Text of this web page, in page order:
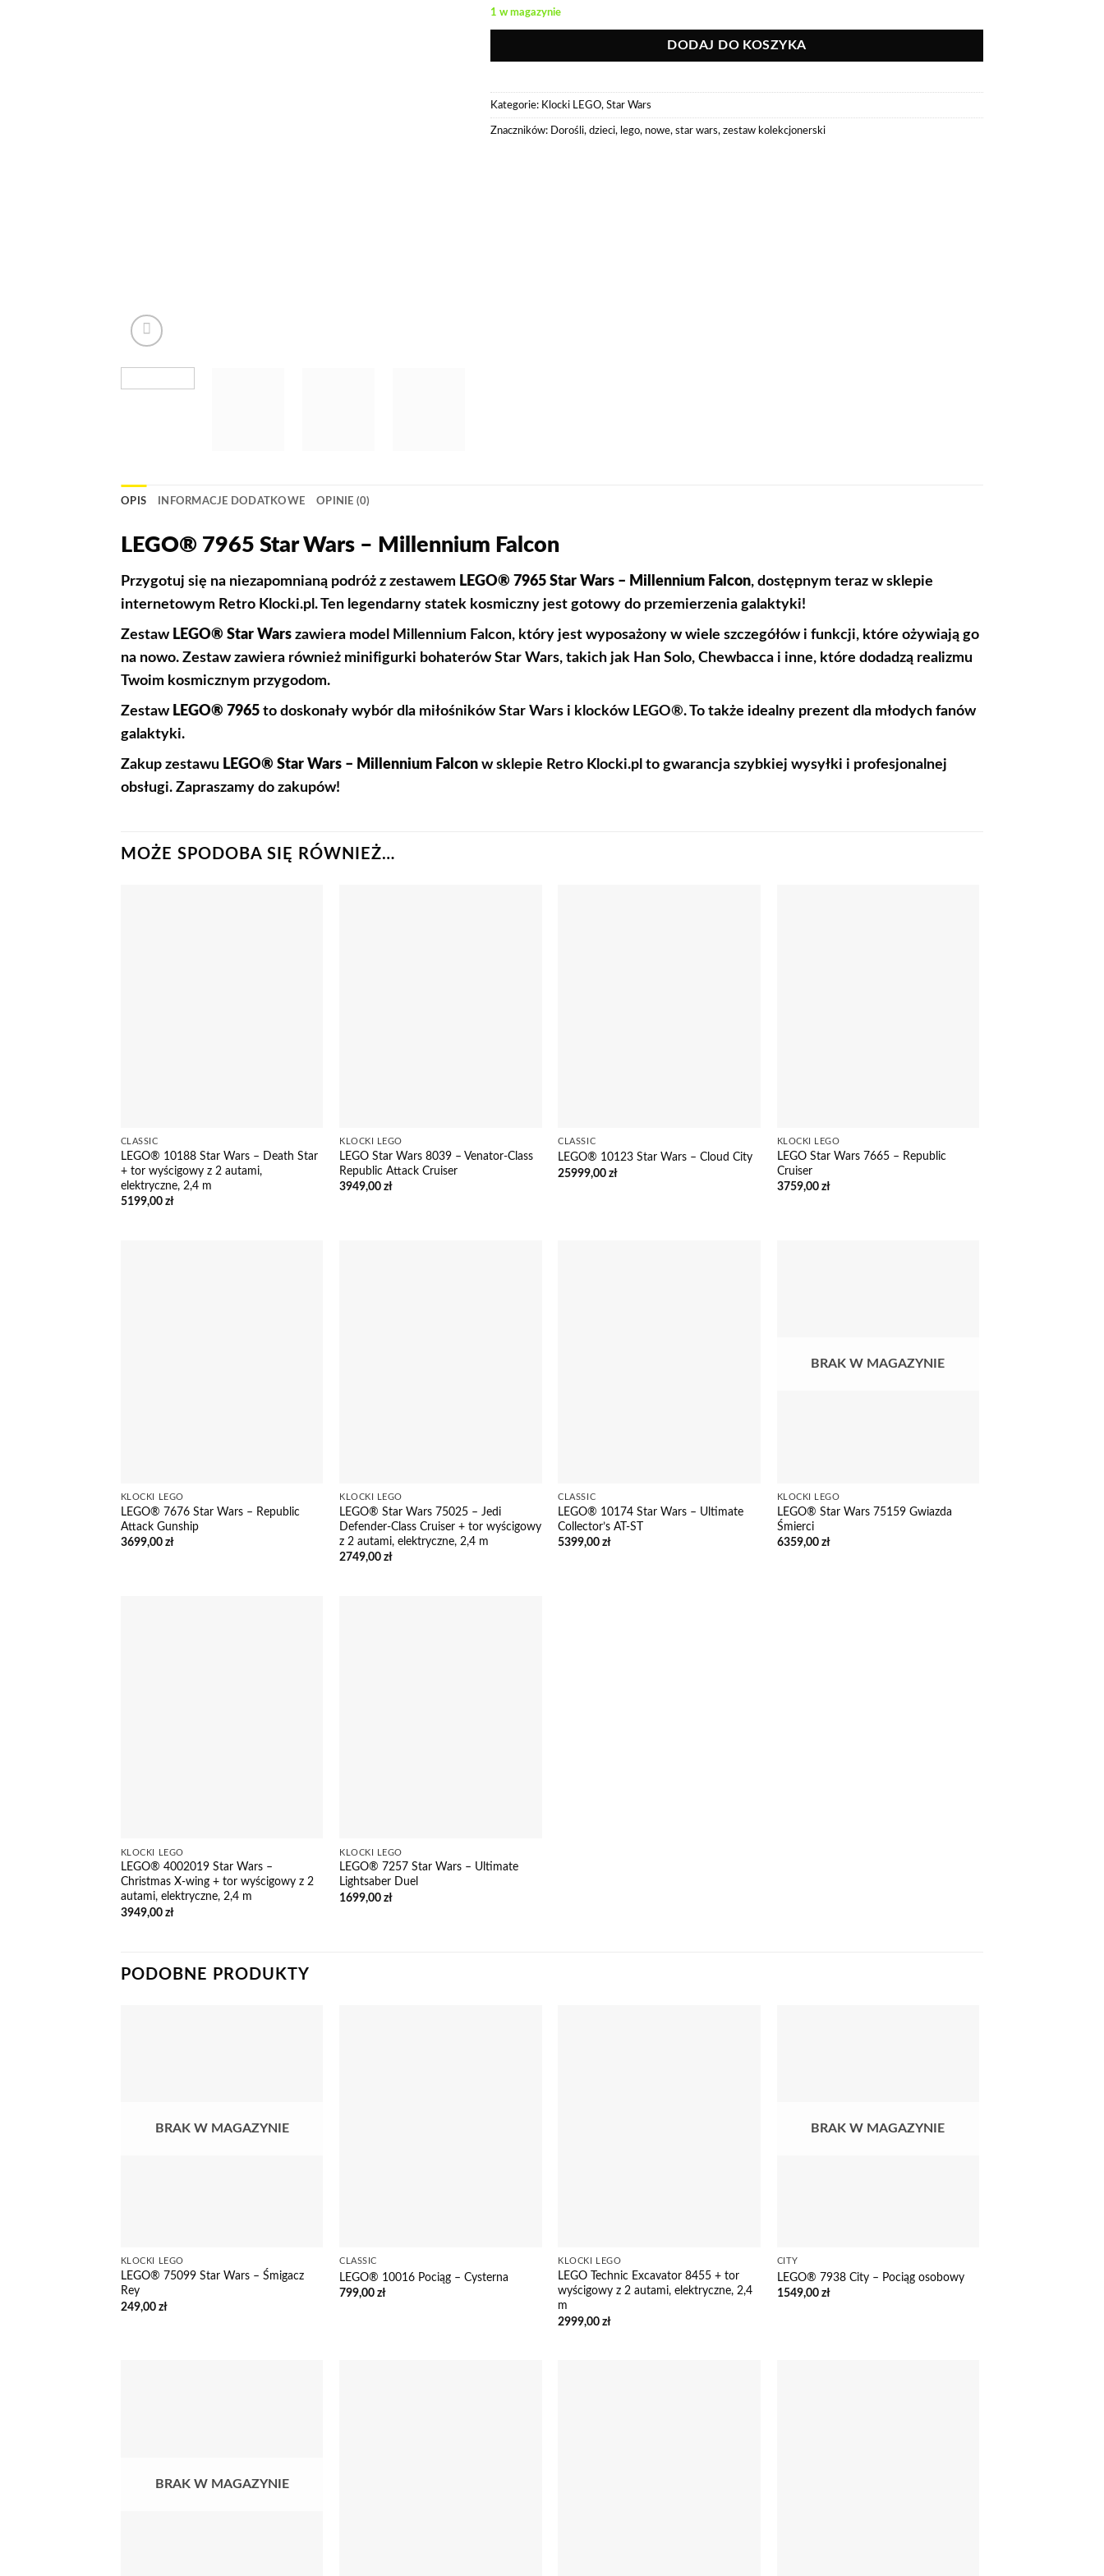
1 w magazynie
DODAJ DO KOSZYKA
Kategorie: Klocki LEGO, Star Wars
Znaczników: Dorośli, dzieci, lego, nowe, star wars, zestaw kolekcjonerski
OPIS INFORMACJE DODATKOWE OPINIE (0)
LEGO® 7965 Star Wars – Millennium Falcon
Przygotuj się na niezapomnianą podróż z zestawem LEGO® 7965 Star Wars – Millennium Falcon, dostępnym teraz w sklepie
internetowym Retro Klocki.pl. Ten legendarny statek kosmiczny jest gotowy do przemierzenia galaktyki!
Zestaw LEGO® Star Wars zawiera model Millennium Falcon, który jest wyposażony w wiele szczegółów i funkcji, które ożywiają go
na nowo. Zestaw zawiera również minifigurki bohaterów Star Wars, takich jak Han Solo, Chewbacca i inne, które dodadzą realizmu
Twoim kosmicznym przygodom.
Zestaw LEGO® 7965 to doskonały wybór dla miłośników Star Wars i klocków LEGO®. To także idealny prezent dla młodych fanów
galaktyki.
Zakup zestawu LEGO® Star Wars – Millennium Falcon w sklepie Retro Klocki.pl to gwarancja szybkiej wysyłki i profesjonalnej
obsługi. Zapraszamy do zakupów!
MOŻE SPODOBA SIĘ RÓWNIEŻ…
CLASSIC
LEGO® 10188 Star Wars – Death Star
+ tor wyścigowy z 2 autami,
elektryczne, 2,4 m
5199,00 zł
KLOCKI LEGO
LEGO Star Wars 8039 – Venator-Class
Republic Attack Cruiser
3949,00zł
CLASSIC
LEGO® 10123 Star Wars – Cloud City
25999,00zł
KLOCKI LEGO
LEGO Star Wars 7665 – Republic
Cruiser
3759,00 zł
KLOCKI LEGO
LEGO® 7676 Star Wars – Republic
Attack Gunship
3699,00 zł
KLOCKI LEGO
LEGO® Star Wars 75025 – Jedi
Defender-Class Cruiser + tor wyścigowy
z 2 autami, elektryczne, 2,4 m
2749,00zł
CLASSIC
LEGO® 10174 Star Wars – Ultimate
Collector’s AT-ST
5399,00zł
BRAK W MAGAZYNIE
KLOCKI LEGO
LEGO® Star Wars 75159 Gwiazda
Śmierci
6359,00 zł
KLOCKI LEGO
LEGO® 4002019 Star Wars –
Christmas X-wing + tor wyścigowy z 2
autami, elektryczne, 2,4 m
3949,00 zł
KLOCKI LEGO
LEGO® 7257 Star Wars – Ultimate
Lightsaber Duel
1699,00zł
PODOBNE PRODUKTY
BRAK W MAGAZYNIE
KLOCKI LEGO
LEGO® 75099 Star Wars – Śmigacz
Rey
249,00 zł
CLASSIC
LEGO® 10016 Pociąg – Cysterna
799,00zł
KLOCKI LEGO
LEGO Technic Excavator 8455 + tor
wyścigowy z 2 autami, elektryczne, 2,4
m
2999,00zł
BRAK W MAGAZYNIE
CITY
LEGO® 7938 City – Pociąg osobowy
1549,00 zł
BRAK W MAGAZYNIE